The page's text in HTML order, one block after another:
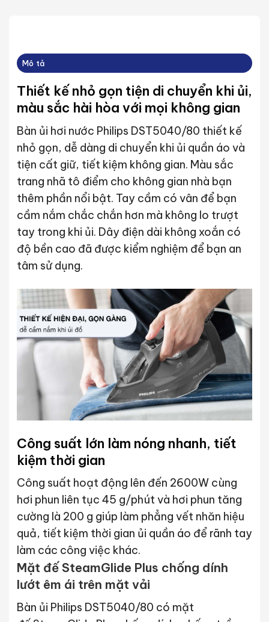
Mô tả
Thiết kế nhỏ gọn tiện di chuyển khi ủi,
màu sắc hài hòa với mọi không gian
Bàn ủi hơi nước Philips DST5040/80 thiết kế
nhỏ gọn, dễ dàng di chuyển khi ủi quần áo và
tiện cất giữ, tiết kiệm không gian. Màu sắc
trang nhã tô điểm cho không gian nhà bạn
thêm phần nổi bật. Tay cầm có vân để bạn
cầm nắm chắc chắn hơn mà không lo trượt
tay trong khi ủi. Dây điện dài không xoắn có
độ bền cao đã được kiểm nghiệm để bạn an
tâm sử dụng.
Công suất lớn làm nóng nhanh, tiết
kiệm thời gian
Công suất hoạt động lên đến 2600W cùng
hơi phun liên tục 45 g/phút và hơi phun tăng
cường là 200 g giúp làm phẳng vết nhăn hiệu
quả, tiết kiệm thời gian ủi quần áo để rãnh tay
làm các công việc khác.
Mặt đế SteamGlide Plus chống dính
lướt êm ái trên mặt vải
Bàn ủi Philips DST5040/80 có mặt